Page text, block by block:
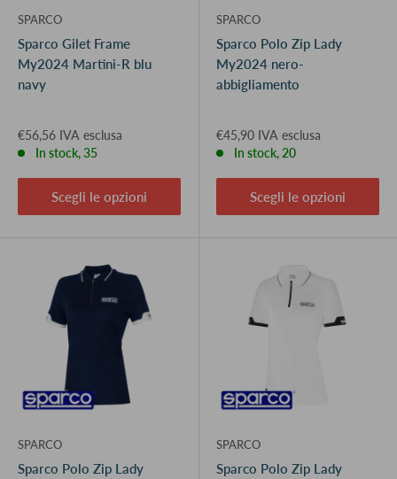
SPARCO
Sparco Gilet Frame
My2024 Martini-R blu
navy
€56,56 IVA esclusa
In stock, 35
Scegli le opzioni
SPARCO
Sparco Polo Zip Lady
My2024 nero-
abbigliamento
€45,90 IVA esclusa
In stock, 20
Scegli le opzioni
SPARCO
Sparco Polo Zip Lady
SPARCO
Sparco Polo Zip Lady